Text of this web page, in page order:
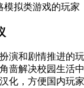
模拟类游戏的玩家
演和剧情推进的
啬解决校园生活
化，方便国内玩家